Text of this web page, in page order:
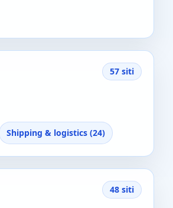
57 siti
Shipping & logistics (24)
48 siti